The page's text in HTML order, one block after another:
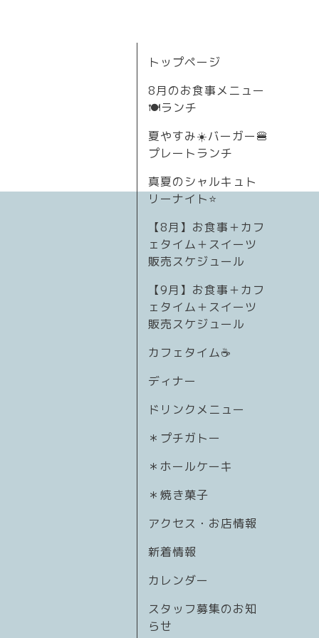
トップページ
8月のお食事メニュー
🍽ランチ
夏やすみ☀️バーガー🍔
プレートランチ
真夏のシャルキュト
リーナイト⭐
【8月】お食事＋カフ
ェタイム＋スイーツ
販売スケジュール
【9月】お食事＋カフ
ェタイム＋スイーツ
販売スケジュール
カフェタイム☕️
ディナー
ドリンクメニュー
＊プチガトー
＊ホールケーキ
＊焼き菓子
アクセス・お店情報
新着情報
カレンダー
スタッフ募集のお知
らせ